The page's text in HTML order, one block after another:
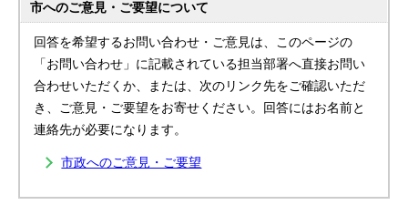
市へのご意見・ご要望について
回答を希望するお問い合わせ・ご意見は、このページの
「お問い合わせ」に記載されている担当部署へ直接お問い
合わせいただくか、または、次のリンク先をご確認いただ
き、ご意見・ご要望をお寄せください。回答にはお名前と
連絡先が必要になります。
市政へのご意見・ご要望